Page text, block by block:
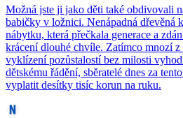
Možná jste ji jako děti také obdivovali
babičky v ložnici. Nenápadná dřevěná
nábytku, která přečkala generace a
krácení dlouhé chvíle. Zatímco mnozí
vyklízení pozůstalostí bez milosti
dětskému řádění, sběratelé dnes za
vyplatit desítky tisíc korun na ruku.